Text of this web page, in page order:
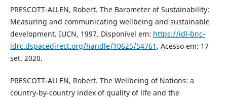
PRESCOTT-ALLEN, Robert. The Barometer of Sustainability:
Measuring and communicating wellbeing and sustainable
development. IUCN, 1997. Disponível em: https://idl-bnc-
idrc.dspacedirect.org/handle/10625/54761 . Acesso em: 17
set. 2020.
PRESCOTT-ALLEN, Robert. The Wellbeing of Nations: a
country-by-country index of quality of life and the